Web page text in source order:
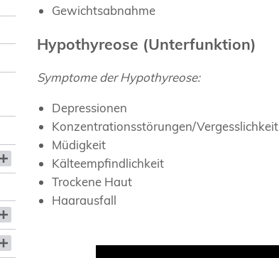
Gewichtsabnahme
Hypothyreose (Unterfunktion)
Symptome der Hypothyreose:
Depressionen
Konzentrationsstörungen/Vergesslichkeit
Müdigkeit
Kälteempfindlichkeit
Trockene Haut
Haarausfall